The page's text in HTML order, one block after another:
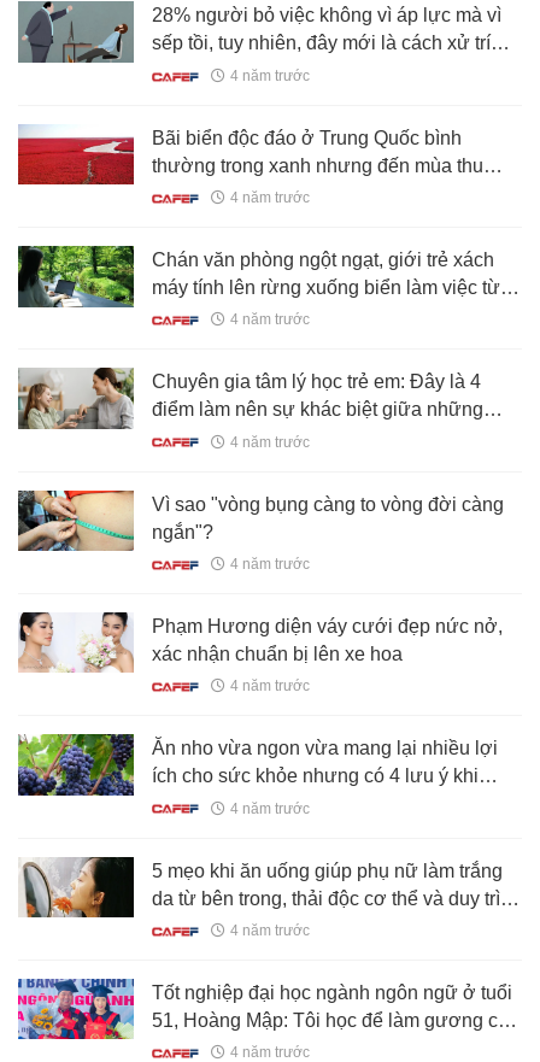
28% người bỏ việc không vì áp lực mà vì
sếp tồi, tuy nhiên, đây mới là cách xử trí
của người khôn ngoan!
4 năm trước
Bãi biển độc đáo ở Trung Quốc bình
thường trong xanh nhưng đến mùa thu
chuyển màu đỏ sặc sỡ đẹp mê hồn
4 năm trước
Chán văn phòng ngột ngạt, giới trẻ xách
máy tính lên rừng xuống biển làm việc từ
xa
4 năm trước
Chuyên gia tâm lý học trẻ em: Đây là 4
điểm làm nên sự khác biệt giữa những
đứa trẻ mạnh mẽ và những đứa trẻ “thích
4 năm trước
Vì sao "vòng bụng càng to vòng đời càng
ngắn"?
4 năm trước
Phạm Hương diện váy cưới đẹp nức nở,
xác nhận chuẩn bị lên xe hoa
4 năm trước
Ăn nho vừa ngon vừa mang lại nhiều lợi
ích cho sức khỏe nhưng có 4 lưu ý khi
dùng mà bạn tuyệt đối đừng bỏ qua
4 năm trước
5 mẹo khi ăn uống giúp phụ nữ làm trắng
da từ bên trong, thải độc cơ thể và duy trì
cân nặng ổn định
4 năm trước
Tốt nghiệp đại học ngành ngôn ngữ ở tuổi
51, Hoàng Mập: Tôi học để làm gương cho
con cái
4 năm trước